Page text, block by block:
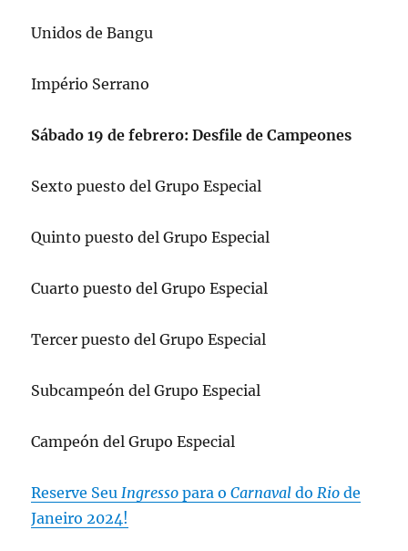
Unidos de Bangu
Império Serrano
Sábado 19 de febrero: Desfile de Campeones
Sexto puesto del Grupo Especial
Quinto puesto del Grupo Especial
Cuarto puesto del Grupo Especial
Tercer puesto del Grupo Especial
Subcampeón del Grupo Especial
Campeón del Grupo Especial
Reserve SeuIngresso para oCarnaval doRio de
Janeiro 2024!